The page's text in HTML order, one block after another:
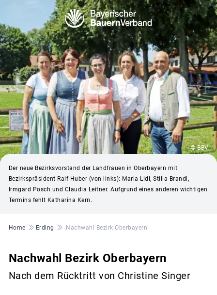
© BBV
Der neue Bezirksvorstand der Landfrauen in Oberbayern mit
Bezirkspräsident Ralf Huber (von links): Maria Lidl, Stilla Brandl,
Irmgard Posch und Claudia Leitner. Aufgrund eines anderen wichtigen
Termins fehlt Katharina Kern.
Pfadnavigation
Home Erding Nachwahl Bezirk Oberbayern
Nachwahl Bezirk Oberbayern
Nach dem Rücktritt von Christine Singer